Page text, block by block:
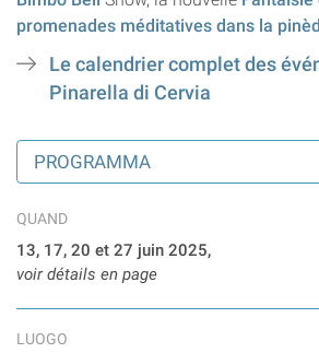
promenades méditatives dans la
Le calendrier complet des
Pinarella di Cervia
PROGRAMMA
QUAND
13, 17, 20 et 27 juin 2025,
voir détails en page
LUOGO